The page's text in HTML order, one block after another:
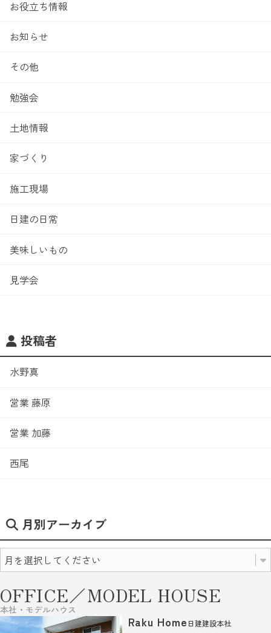
お役立ち情報
お知らせ
その他
勉強会
土地情報
家づくり
施工現場
日建の日常
美味しいもの
見学会
投稿者
水野真
営業 藤原
営業 加藤
西尾
月別アーカイブ
OFFICE／MODEL HOUSE
本社・モデルハウス
Raku Home 日建建設本社